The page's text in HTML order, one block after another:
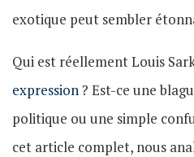
exotique peut sembler
Qui est réellement Louis
expression ? Est-ce une
politique ou une simple
cet article complet, nous